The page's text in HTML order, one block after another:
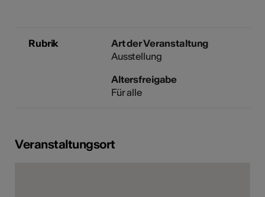
Rubrik
Art der Veranstaltung
Ausstellung
Altersfreigabe
Für alle
Veranstaltungsort